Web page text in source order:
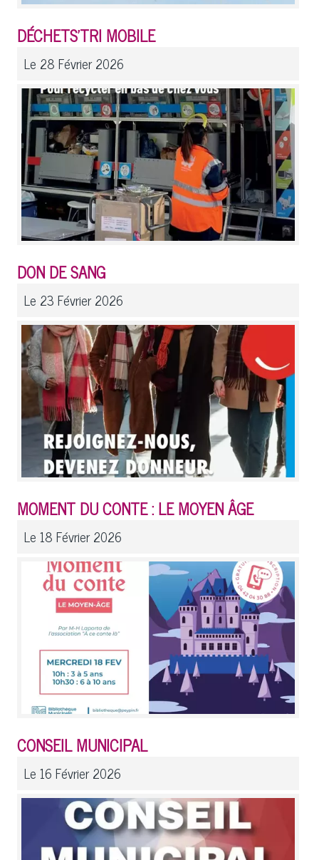
DÉCHETS'TRI MOBILE
Le 28 Février 2026
DON DE SANG
Le 23 Février 2026
MOMENT DU CONTE : LE MOYEN ÂGE
Le 18 Février 2026
CONSEIL MUNICIPAL
Le 16 Février 2026